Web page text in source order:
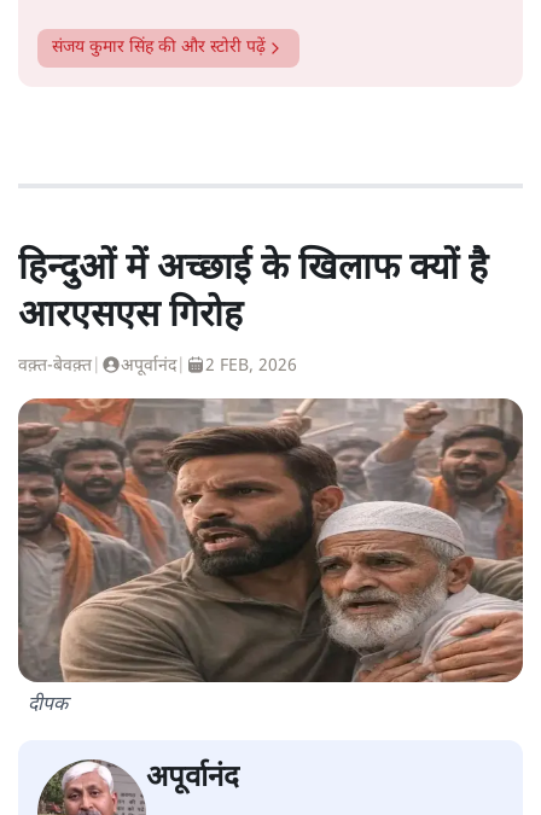
संजय कुमार सिंहकी और स्टोरी पढ़ें
हिन्दुओं में अच्छाई के खिलाफ क्यों है
आरएसएस गिरोह
वक़्त-बेवक़्त अपूर्वानंद| 2 FEB, 2026
दीपक
अपूर्वानंद